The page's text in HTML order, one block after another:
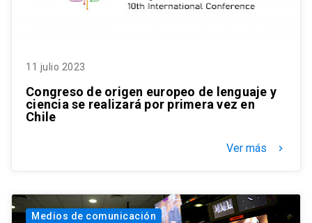
11 julio 2023
Congreso de origen europeo de lenguaje y
ciencia se realizará por primera vez en
Chile
Ver más keyboard_arrow_right
Medios de comunicación